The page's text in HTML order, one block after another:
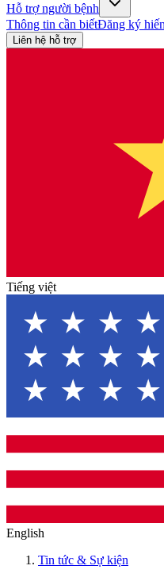
Hỗ trợ người bệnh
Thông tin cần biếtĐăng ký
Liên hệ hỗ trợ
Tiếng việt
English
Tin tức & Sự kiện